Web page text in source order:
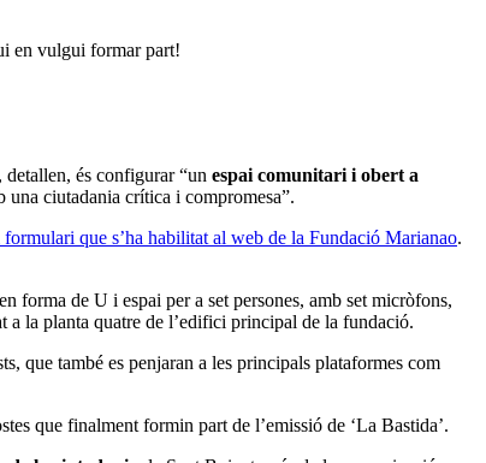
en vulgui formar part!
és configurar “un espai comunitari i obert a
ciutadania crítica i compromesa”.
que s’ha habilitat al web de la Fundació Marianao.
forma de U i espai per a set persones, amb set micròfons,
a la planta quatre de l’edifici principal de la fundació.
que també es penjaran a les principals plataformes com
que finalment formin part de l’emissió de ‘La Bastida’.